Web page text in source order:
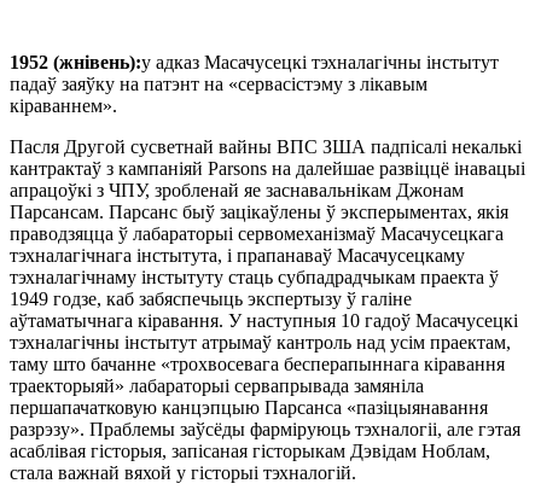
1952 (жнівень):у адказ Масачусецкі тэхналагічны інстытут
падаў заяўку на патэнт на «сервасістэму з лікавым
кіраваннем».
Пасля Другой сусветнай вайны ВПС ЗША падпісалі некалькі
кантрактаў з кампаніяй Parsons на далейшае развіццё інавацыі
апрацоўкі з ЧПУ, зробленай яе заснавальнікам Джонам
Парсансам. Парсанс быў зацікаўлены ў эксперыментах, якія
праводзяцца ў лабараторыі сервомеханізмаў Масачусецкага
тэхналагічнага інстытута, і прапанаваў Масачусецкаму
тэхналагічнаму інстытуту стаць субпадрадчыкам праекта ў
1949 годзе, каб забяспечыць экспертызу ў галіне
аўтаматычнага кіравання. У наступныя 10 гадоў Масачусецкі
тэхналагічны інстытут атрымаў кантроль над усім праектам,
таму што бачанне «трохвосевага бесперапыннага кіравання
траекторыяй» лабараторыі сервапрывада замяніла
першапачатковую канцэпцыю Парсанса «пазіцыянавання
разрэзу». Праблемы заўсёды фарміруюць тэхналогіі, але гэтая
асаблівая гісторыя, запісаная гісторыкам Дэвідам Ноблам,
стала важнай вяхой у гісторыі тэхналогій.